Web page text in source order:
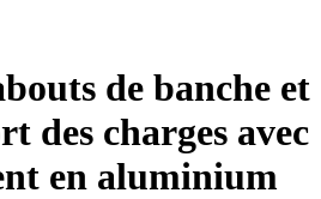
de banche et
des charges avec
en aluminium